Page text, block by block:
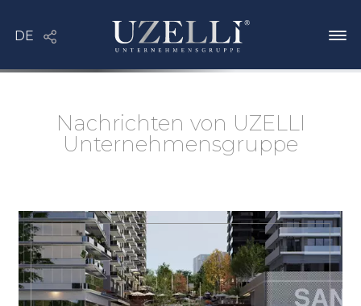
Nachrichten von UZELLI
Unternehmensgruppe